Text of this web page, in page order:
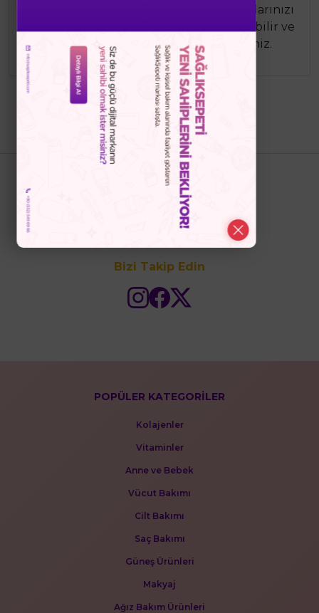
durulayın. Bu adımları takip ederek saçlarınızı
ve saç derinizi derinlemesine temizleyebilir ve
sağlıklı bir görünüm elde edebilirsiniz.
Bizi Takip Edin
POPÜLER KATEGORİLER
Kolajenler
Vitaminler
Anne ve Bebek
Vücut Bakımı
Cilt Bakımı
Saç Bakımı
Güneş Ürünleri
Makyaj
Ağız Bakım Ürünleri